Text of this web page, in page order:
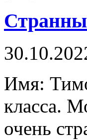
Имя:
класса.
очень